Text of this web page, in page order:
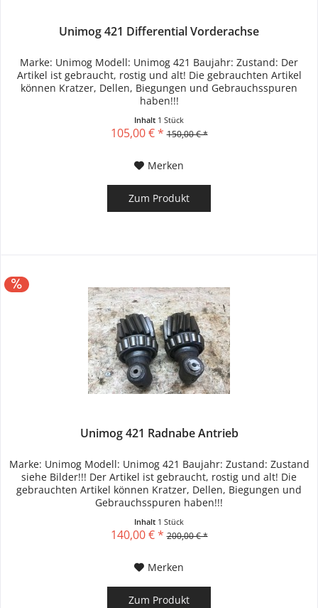
Unimog 421 Differential Vorderachse
Marke: Unimog Modell: Unimog 421 Baujahr: Zustand: Der
Artikel ist gebraucht, rostig und alt! Die gebrauchten Artikel
können Kratzer, Dellen, Biegungen und Gebrauchsspuren
haben!!!
Inhalt 1 Stück
105,00 € * 150,00 € *
Merken
Zum Produkt
Unimog 421 Radnabe Antrieb
Marke: Unimog Modell: Unimog 421 Baujahr: Zustand: Zustand
siehe Bilder!!! Der Artikel ist gebraucht, rostig und alt! Die
gebrauchten Artikel können Kratzer, Dellen, Biegungen und
Gebrauchsspuren haben!!!
Inhalt 1 Stück
140,00 € * 200,00 € *
Merken
Zum Produkt